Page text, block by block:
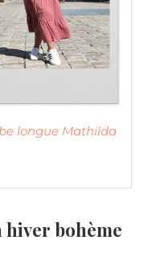
longue Mathilda
bohème